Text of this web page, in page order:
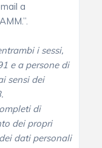
a
i sessi,
e a persone di
sensi dei
di
dei propri
dati personali